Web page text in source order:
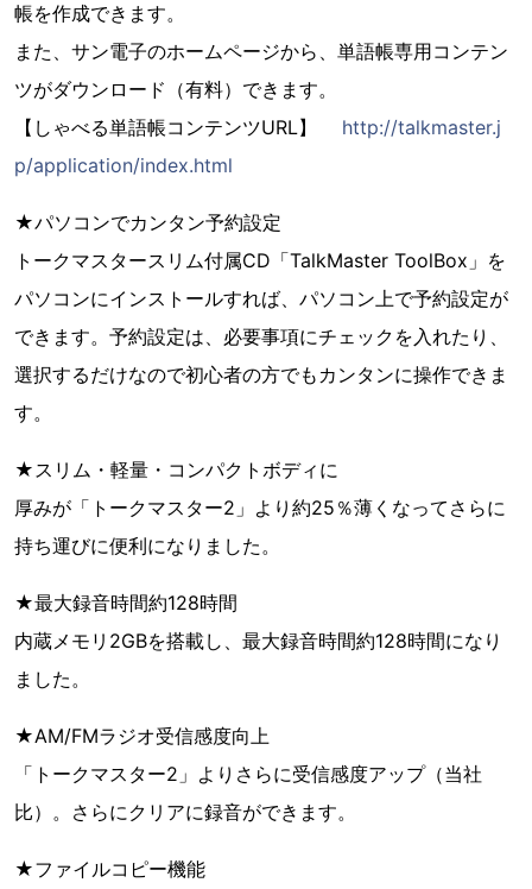
帳を作成できます。
また、サン電子のホームページから、単語帳専用コンテン
ツがダウンロード（有料）できます。
【しゃべる単語帳コンテンツURL】 http://talkmaster.j
p/application/index.html
★パソコンでカンタン予約設定
トークマスタースリム付属CD「TalkMaster ToolBox」を
パソコンにインストールすれば、パソコン上で予約設定が
できます。予約設定は、必要事項にチェックを入れたり、
選択するだけなので初心者の方でもカンタンに操作できま
す。
★スリム・軽量・コンパクトボディに
厚みが「トークマスター2」より約25％薄くなってさらに
持ち運びに便利になりました。
★最大録音時間約128時間
内蔵メモリ2GBを搭載し、最大録音時間約128時間になり
ました。
★AM/FMラジオ受信感度向上
「トークマスター2」よりさらに受信感度アップ（当社
比）。さらにクリアに録音ができます。
★ファイルコピー機能